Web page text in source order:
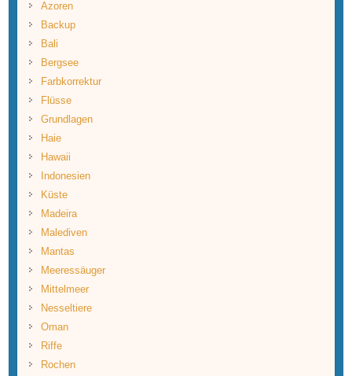
Azoren
Backup
Bali
Bergsee
Farbkorrektur
Flüsse
Grundlagen
Haie
Hawaii
Indonesien
Küste
Madeira
Malediven
Mantas
Meeressäuger
Mittelmeer
Nesseltiere
Oman
Riffe
Rochen